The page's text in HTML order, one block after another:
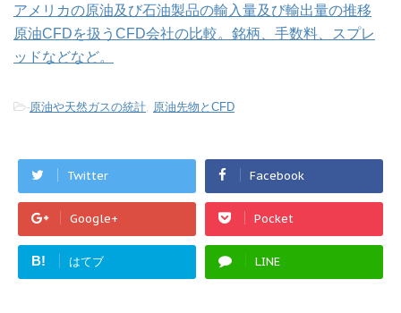
アメリカの原油及び石油製品の輸入量及び輸出量の推移
原油CFDを扱うCFD会社の比較。銘柄、手数料、スプレ
ッドなどなど。
-原油や天然ガスの統計 原油先物とCFD
Twitter Facebook
Google+ Pocket
B! はてブ LINE